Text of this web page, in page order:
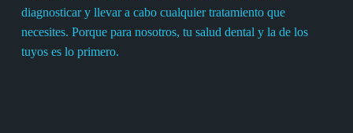
diagnosticar y llevar a cabo cualquier tratamiento que
necesites. Porque para nosotros, tu salud dental y la de los
tuyos es lo primero.